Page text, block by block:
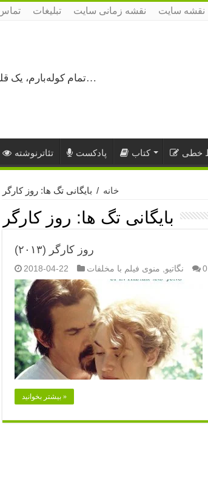
تبلیغات نقشه زمانی سایت نقشه سایت
تمام کوله‌بارم، یک قلم و چند ورق کاغذ، می‌گذرم از هزار و یک راه نرفته…
تئاترنوشته پادکست کتاب خطی
خانه / بایگانی تگ ها: روز کارگر
بایگانی تگ ها: روز کارگر
روز کارگر (۲۰۱۳)
2018-04-22 نگاتیو منوی فیلم با مخلفات 0
بیشتر بخوانید »